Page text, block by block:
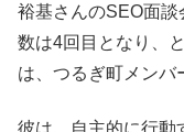
裕基さんのSEO面談
数は4回目となり、
は、つるぎ町メンバ